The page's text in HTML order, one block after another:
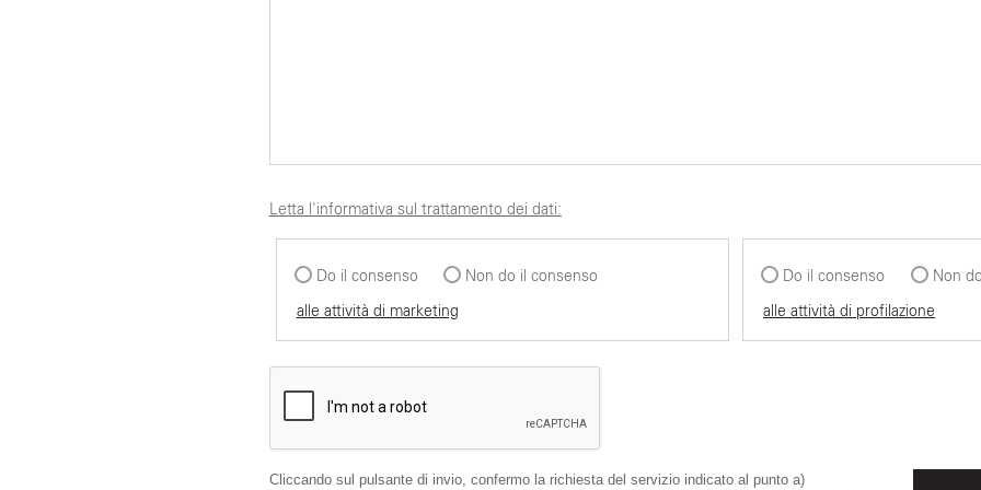
Letta l'informativa sul trattamento dei dati:
Do il consenso
Non do il consenso
alle attività di marketing
Do il consenso
Non
alle attività di profilazione
Cliccando sul pulsante di invio, confermo la richiesta del servizio indicato al punto a)